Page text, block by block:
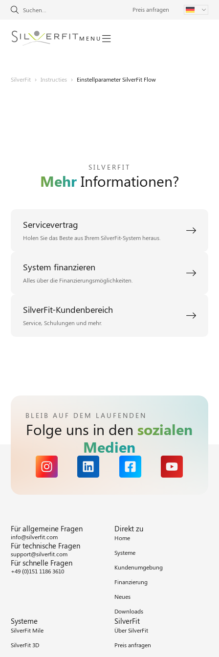
Preis anfragen
MENU
SilverFit › Instructies › Einstellparameter SilverFit Flow
SILVERFIT
Mehr Informationen?
Servicevertrag
Holen Sie das Beste aus Ihrem SilverFit-System heraus.
System finanzieren
Alles über die Finanzierungsmöglichkeiten.
SilverFit-Kundenbereich
Service, Schulungen und mehr.
BLEIB AUF DEM LAUFENDEN
Folge uns in den sozialen
Medien
Für allgemeine Fragen
info@silverfit.com
Für technische Fragen
support@silverfit.com
Für schnelle Fragen
+49 (0)151 1186 3610
Direkt zu
Home
Systeme
Kundenumgebung
Finanzierung
Neues
Downloads
Systeme
SilverFit Mile
SilverFit 3D
SilverFit
Über SilverFit
Preis anfragen